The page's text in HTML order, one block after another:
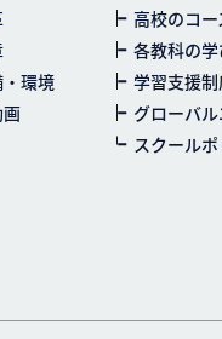
環境
高校のコー
各教科の
学習支援
グローバ
スクール